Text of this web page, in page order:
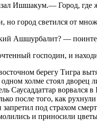
Ишшакум.— Город, где
но город светился от
Ашшурбалит? —
господин, и
берегу Тигра
холме стоял дворец
Саусаддаттар
после того, как
запретил под страхом
и приносили